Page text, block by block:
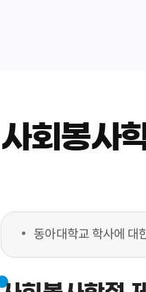
사회봉사
동아대학교 학사에 대